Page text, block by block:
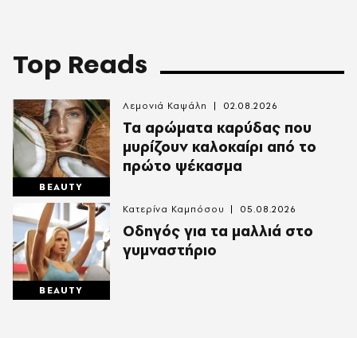
Top Reads
BEAUTY
Τα αρώματα καρύδας που
μυρίζουν καλοκαίρι από το
πρώτο ψέκασμα
Λεμονιά Καψάλη 02.08.2026
BEAUTY
Οδηγός για τα μαλλιά στο
γυμναστήριο
Κατερίνα Καμπόσου 05.08.2026